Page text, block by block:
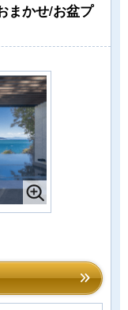
まかせ/お盆プ